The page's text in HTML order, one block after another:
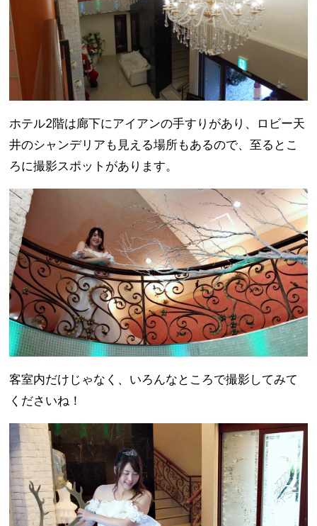
ホテル2階は廊下にアイアンの手すりがあり、ロビー天
井のシャンデリアも見える場所もあるので、至るとこ
ろに撮影スポットがあります。
客室内だけじゃなく、いろんなところで撮影してみて
くださいね！